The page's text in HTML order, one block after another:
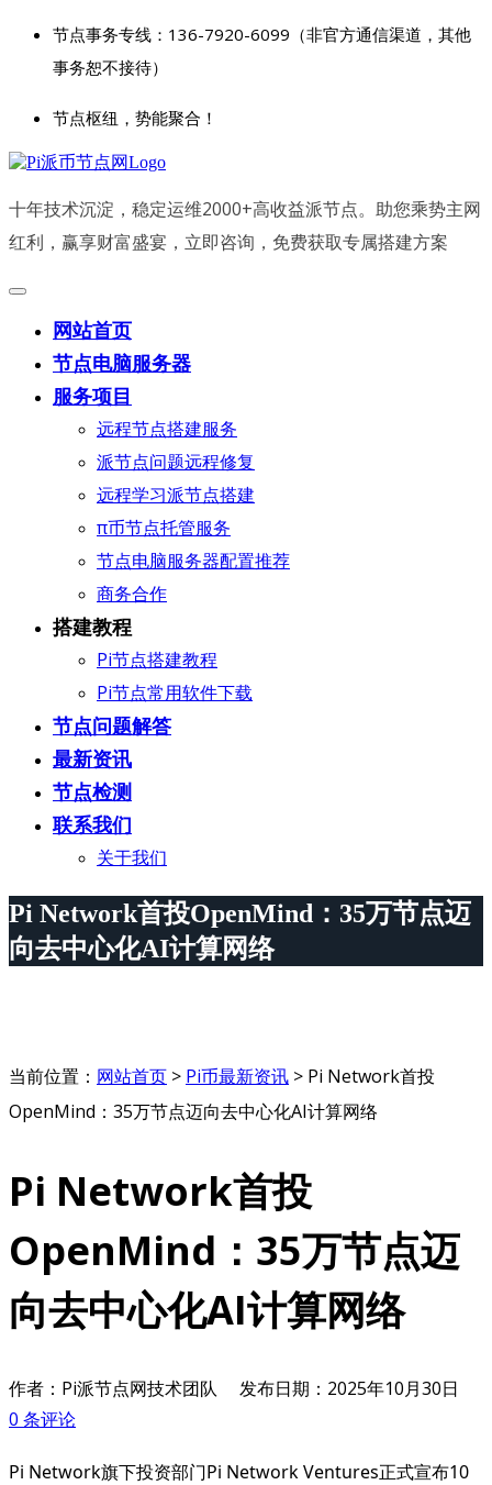
节点事务专线：136-7920-6099（非官方通信渠道，其他
事务恕不接待）
节点枢纽，势能聚合！
十年技术沉淀，稳定运维2000+高收益派节点。助您乘势主网
红利，赢享财富盛宴，立即咨询，免费获取专属搭建方案
网站首页
节点电脑服务器
服务项目
远程节点搭建服务
派节点问题远程修复
远程学习派节点搭建
π币节点托管服务
节点电脑服务器配置推荐
商务合作
搭建教程
Pi节点搭建教程
Pi节点常用软件下载
节点问题解答
最新资讯
节点检测
联系我们
关于我们
Pi Network首投OpenMind：35万节点迈
向去中心化AI计算网络
当前位置： 网站首页 > Pi币最新资讯 > Pi Network首投
OpenMind：35万节点迈向去中心化AI计算网络
Pi Network首投
OpenMind：35万节点迈
向去中心化AI计算网络
作者：Pi派节点网技术团队 发布日期： 2025年10月30日
0 条评论
Pi Network旗下投资部门Pi Network Ventures正式宣布10